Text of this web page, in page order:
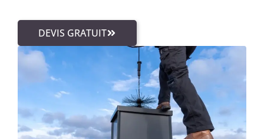
DEVIS GRATUIT